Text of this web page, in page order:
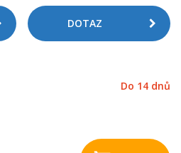
DOTAZ
Do 14 dnů